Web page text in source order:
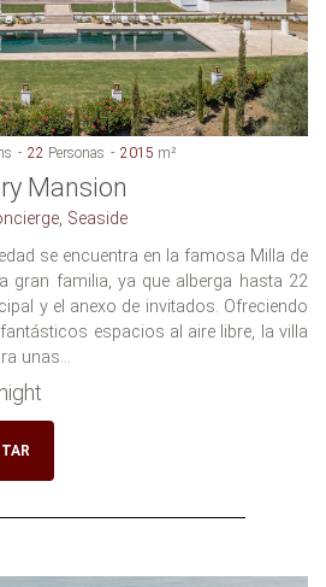
22 Personas 2015 m²
Mansion
Seaside
se encuentra en la famosa Milla de
gran familia, ya que alberga hasta 22
y el anexo de invitados. Ofreciendo
espacios al aire libre, la villa
unas...